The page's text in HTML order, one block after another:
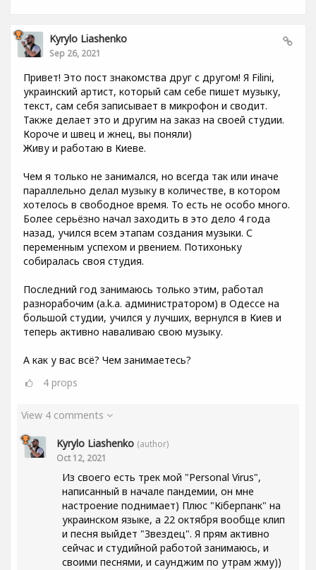
Kyrylo Liashenko
Sep 26, 2021
Привет! Это пост знакомства друг с другом! Я Filini,
украинский артист, который сам себе пишет музыку,
текст, сам себя записывает в микрофон и сводит.
Также делает это и другим на заказ на своей студии.
Короче и швец и жнец, вы поняли)
Живу и работаю в Киеве.
Чем я только не занимался, но всегда так или иначе
параллельно делал музыку в количестве, в котором
хотелось в свободное время. То есть не особо много.
Более серьёзно начал заходить в это дело 4 года
назад, учился всем этапам создания музыки. С
переменным успехом и рвением. Потихоньку
собиралась своя студия.
Последний год занимаюсь только этим, работал
разнорабочим (a.k.a. администратором) в Одессе на
большой студии, учился у лучших, вернулся в Киев и
теперь активно наваливаю свою музыку.
А как у вас всё? Чем занимаетесь?
4 props
View 4 comments
Kyrylo Liashenko (author)
Oct 12, 2021
Из своего есть трек мой "Personal Virus",
написанный в начале пандемии, он мне
настроение поднимает) Плюс "Кіберпанк" на
украинском языке, а 22 октября вообще клип
и песня выйдет "Звездец". Я прям активно
сейчас и студийной работой занимаюсь, и
своими песнями, и саунджим по утрам жму))